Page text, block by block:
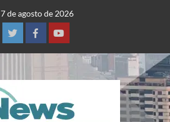
7 de agosto de 2026
TwitterFacebookYoutube